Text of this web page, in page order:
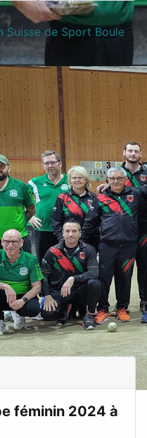
Suisse de Sport Boule
féminin 2024 à